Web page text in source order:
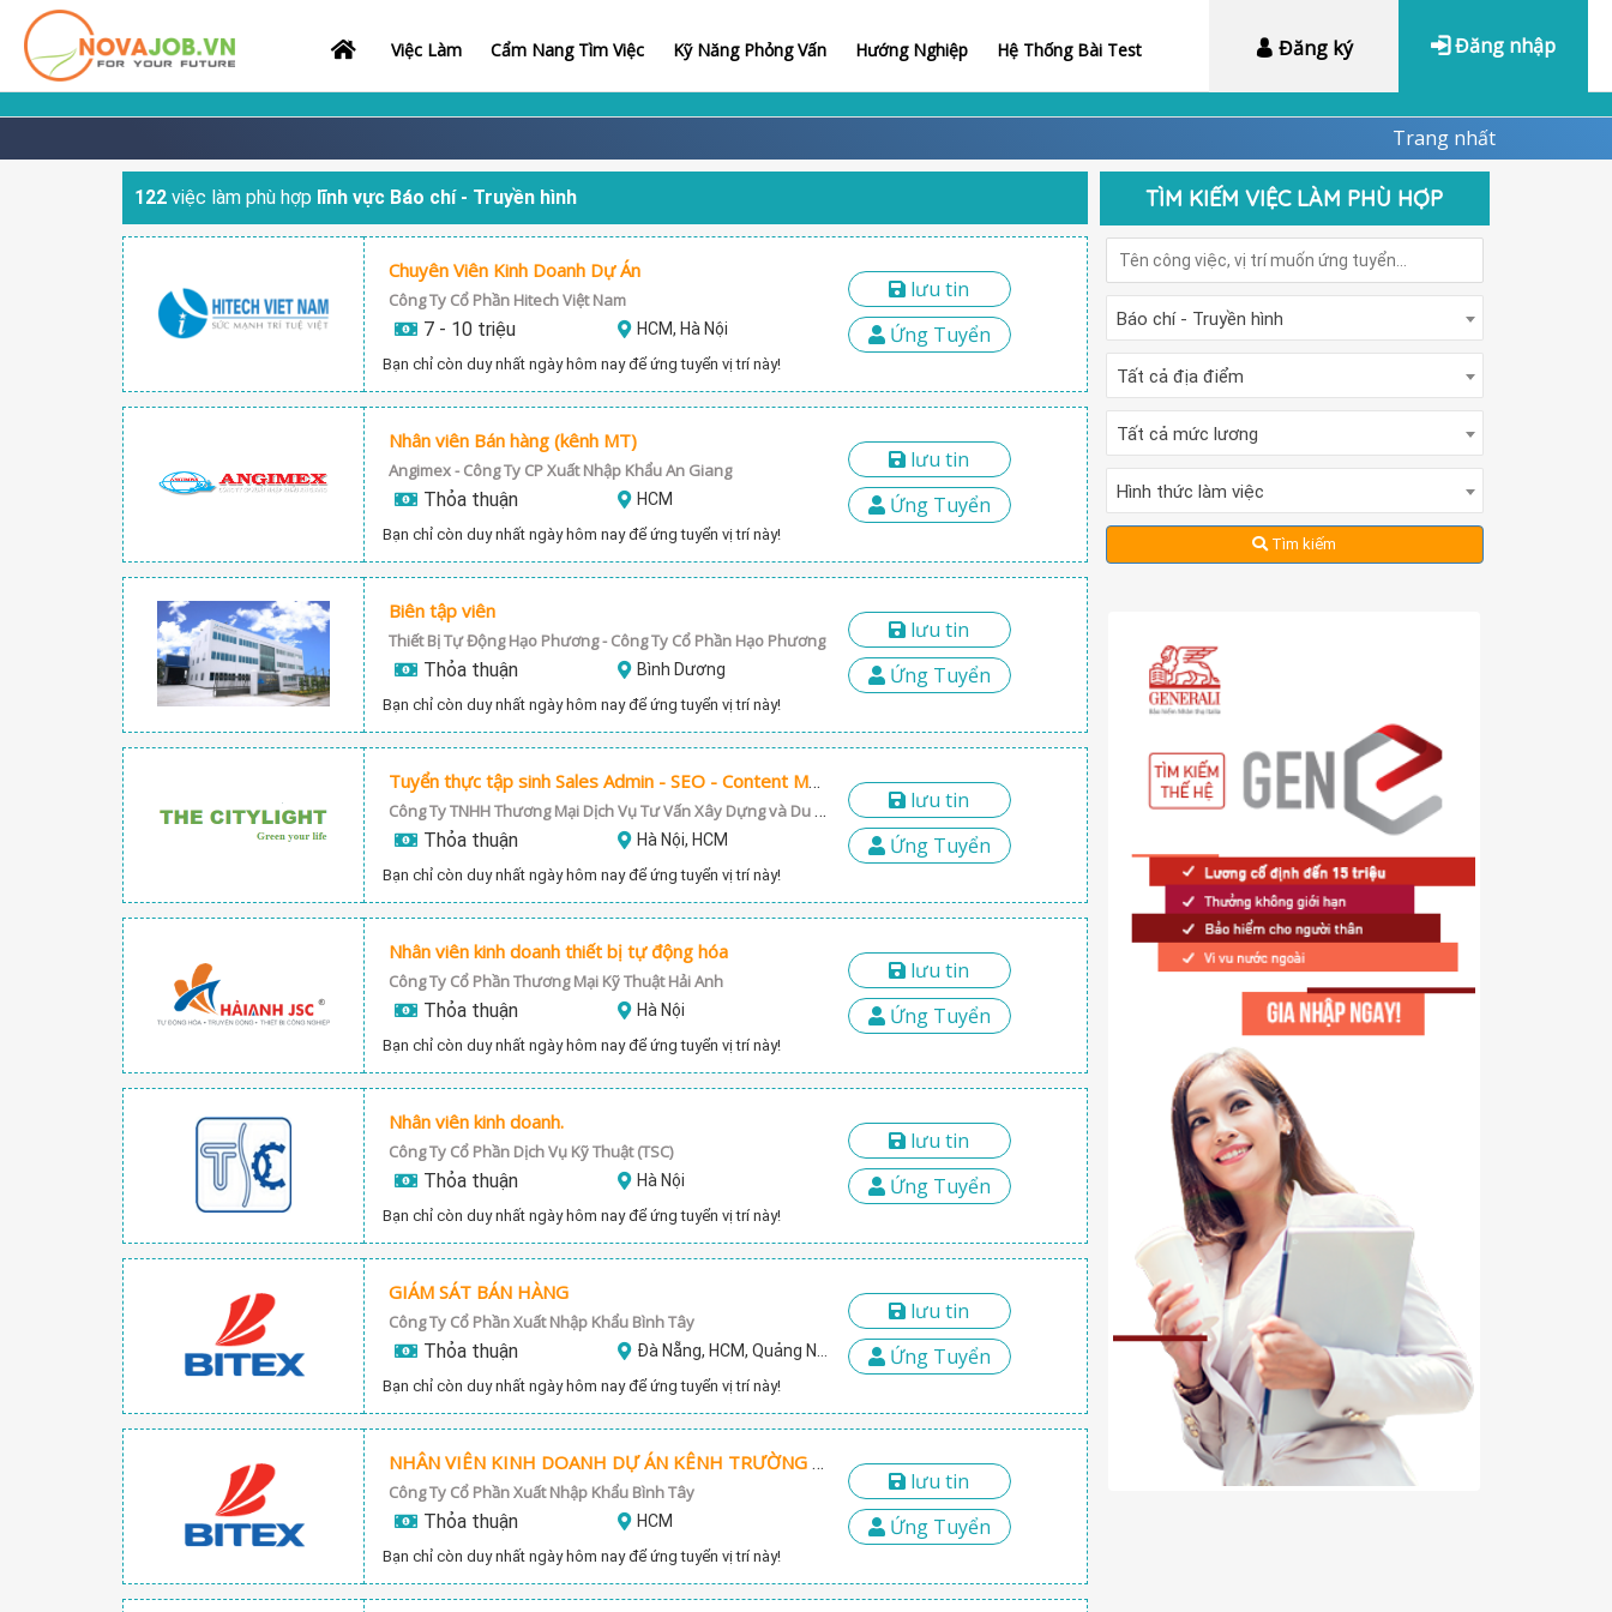
Đăng ký Đăng nhập
Việc Làm Cẩm Nang Tìm Việc Kỹ Năng Phỏng Vấn Hướng Nghiệp Hệ Thống Bài Test
Trang nhất
122 việc làm phù hợp lĩnh vực Báo chí - Truyền hình
Chuyên Viên Kinh Doanh Dự Án
Công Ty Cổ Phần Hitech Việt Nam
7 - 10 triệu HCM, Hà Nội
Bạn chỉ còn duy nhất ngày hôm nay để ứng tuyển vị trí này!
lưu tin
Ứng Tuyển
Nhân viên Bán hàng (kênh MT)
Angimex - Công Ty CP Xuất Nhập Khẩu An Giang
Thỏa thuận HCM
Bạn chỉ còn duy nhất ngày hôm nay để ứng tuyển vị trí này!
lưu tin
Ứng Tuyển
Biên tập viên
Thiết Bị Tự Động Hạo Phương - Công Ty Cổ Phần Hạo Phương
Thỏa thuận Bình Dương
Bạn chỉ còn duy nhất ngày hôm nay để ứng tuyển vị trí này!
lưu tin
Ứng Tuyển
Tuyển thực tập sinh Sales Admin - SEO - Content Marketing - Kế Toán Bán Hàng
Công Ty TNHH Thương Mại Dịch Vụ Tư Vấn Xây Dựng và Du Lịch Huỳnh Trần (Hutraco)
Thỏa thuận
Hà Nội, HCM
Bạn chỉ còn duy nhất ngày hôm nay để ứng tuyển vị trí này!
lưu tin
Ứng Tuyển
Nhân viên kinh doanh thiết bị tự động hóa
Công Ty Cổ Phần Thương Mại Kỹ Thuật Hải Anh
Thỏa thuận Hà Nội
Bạn chỉ còn duy nhất ngày hôm nay để ứng tuyển vị trí này!
lưu tin
Ứng Tuyển
Nhân viên kinh doanh.
Công Ty Cổ Phần Dịch Vụ Kỹ Thuật (TSC)
Thỏa thuận Hà Nội
Bạn chỉ còn duy nhất ngày hôm nay để ứng tuyển vị trí này!
lưu tin
Ứng Tuyển
GIÁM SÁT BÁN HÀNG
Công Ty Cổ Phần Xuất Nhập Khẩu Bình Tây
Thỏa thuận Đà Nẵng, HCM, Quảng Ngãi
Bạn chỉ còn duy nhất ngày hôm nay để ứng tuyển vị trí này!
lưu tin
Ứng Tuyển
NHÂN VIÊN KINH DOANH DỰ ÁN KÊNH TRƯỜNG HỌC
Công Ty Cổ Phần Xuất Nhập Khẩu Bình Tây
Thỏa thuận HCM
Bạn chỉ còn duy nhất ngày hôm nay để ứng tuyển vị trí này!
lưu tin
Ứng Tuyển
TÌM KIẾM VIỆC LÀM PHÙ HỢP
Báo chí - Truyền hình
Tất cả địa điểm
Tất cả mức lương
Hình thức làm việc
Tìm kiếm